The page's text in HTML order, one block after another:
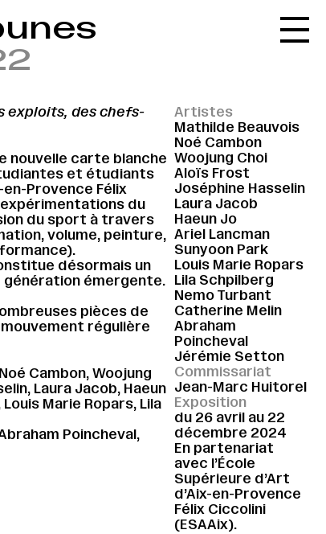
Accueil
La carte
Le festival
Le lieu
Les ressources
Le journal
Contact
Recherche
exploits, des chefs-
nouvelle carte blanche
et étudiants
en-Provence Félix
du
du sport à travers
volume, peinture,
désormais un
émergente.
pièces de
régulière
Cambon, Woojung
Laura Jacob, Haeun
Marie Ropars, Lila
Poincheval,
Artistes
Mathilde Beauvois
Noé Cambon
Woojung Choi
Aloïs Frost
Joséphine Hasselin
Laura Jacob
Haeun Jo
Ariel Lancman
Sunyoon Park
Louis Marie Ropars
Lila Schpilberg
Nemo Turbant
Catherine Melin
Abraham
Poincheval
Jérémie Setton
Commissariat
Jean-Marc Huitorel
Exposition
du 26 avril au 22
décembre 2024
En partenariat
avec l’École
Supérieure d’Art
d’Aix-en-Provence
Félix Ciccolini
(ESAAix).